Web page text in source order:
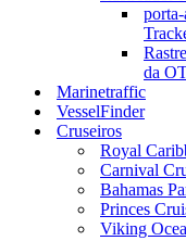
da
Marinetraffic
VesselFinder
Cruseiros
Royal
Carnival
Bahamas
Princes
Viking